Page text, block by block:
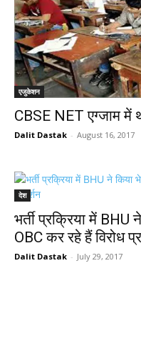
एजुकेशन
CBSE NET एग्जाम में
Dalit Dastak - August 16, 2017
देश
भर्ती प्रक्रिया में
OBC कर रहे हैं विरोध
Dalit Dastak - July 29, 2017